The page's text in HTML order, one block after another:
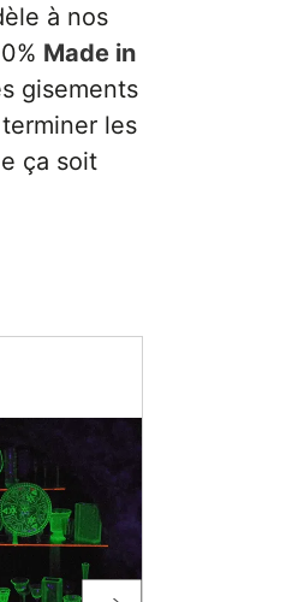
à nos
Made in
gisements
les
ça soit